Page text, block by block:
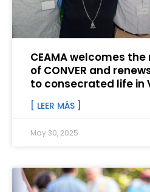
CEAMA welcomes
of CONVER and
to consecrated life in
[ LEER MÁS ]
May 30, 2025